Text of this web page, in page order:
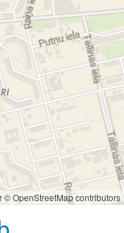
© OpenStreetMap contributors